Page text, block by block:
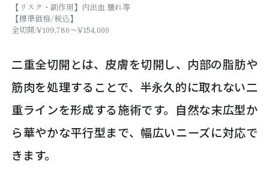
【リスク・副作用】内出血 腫れ等
【標準価格/税込】
全切開:¥109,780～¥154,000
二重全切開とは、皮膚を切開し、内部の脂肪や
筋肉を処理することで、半永久的に取れない二
重ラインを形成する施術です。自然な末広型か
ら華やかな平行型まで、幅広いニーズに対応で
きます。